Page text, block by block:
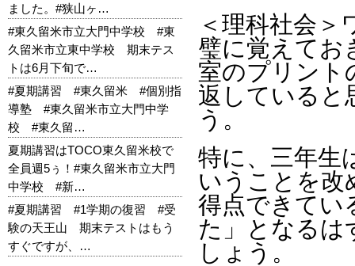
＜理科社会＞
璧に覚えてお
室のプリント
返していると
う。
特に、三年生
いうことを改
得点できてい
た」となるは
しょう。
ました。#狭山ヶ…
#東久留米市立大門中学校 #東
久留米市立東中学校 期末テス
トは6月下旬で…
#夏期講習 #東久留米 #個別指
導塾 #東久留米市立大門中学
校 #東久留…
夏期講習はTOCO東久留米校で
全員週5ぅ！#東久留米市立大門
中学校 #新…
#夏期講習 #1学期の復習 #受
験の天王山 期末テストはもう
すぐですが、…